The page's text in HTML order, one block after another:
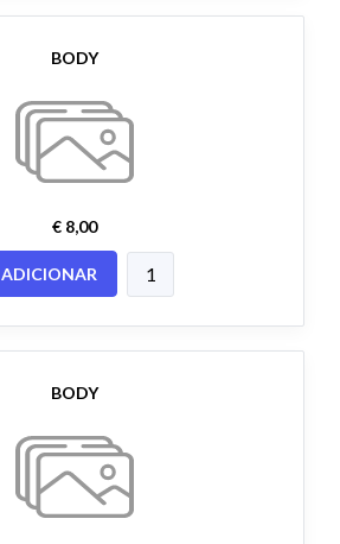
BODY
€ 8,00
ADICIONAR
BODY